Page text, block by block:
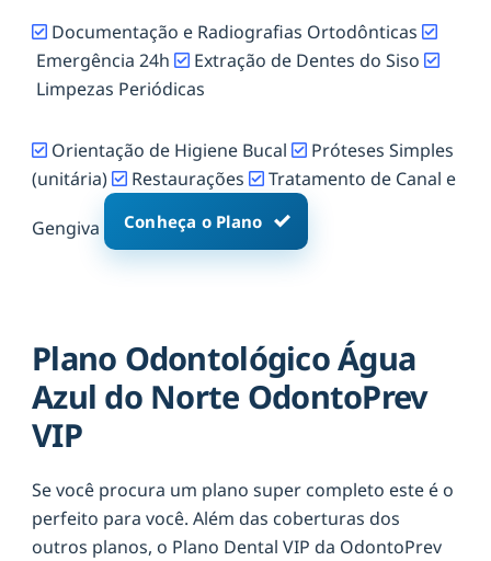
Documentação e Radiografias Ortodônticas
Emergência 24h
Extração de Dentes do Siso
Limpezas Periódicas
Orientação de Higiene Bucal
Próteses Simples
(unitária)
Restaurações Tratamento de Canal e
Gengiva Conheça o Plano
Plano Odontológico Água
Azul do Norte OdontoPrev
VIP
Se você procura um plano super completo este é o
perfeito para você. Além das coberturas dos
outros planos, o Plano Dental VIP da OdontoPrev